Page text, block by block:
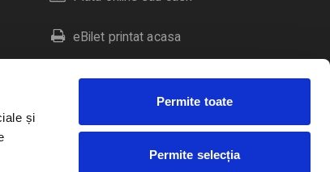
și
Permite toate
Permite selecția
eBilet printat acasa
Livrare prin curier
Duplicare bilete